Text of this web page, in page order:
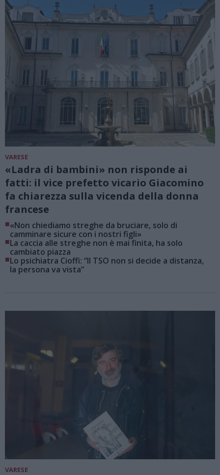
VARESE
«Ladra di bambini» non risponde ai
fatti: il vice prefetto vicario Giacomino
fa chiarezza sulla vicenda della donna
francese
■«Non chiediamo streghe da bruciare, solo di
camminare sicure con i nostri figli»
■La caccia alle streghe non è mai finita, ha solo
cambiato piazza
■Lo psichiatra Cioffi: “Il TSO non si decide a distanza,
la persona va vista”
VARESE